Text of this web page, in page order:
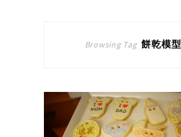
Browsing Tag 餅乾模型